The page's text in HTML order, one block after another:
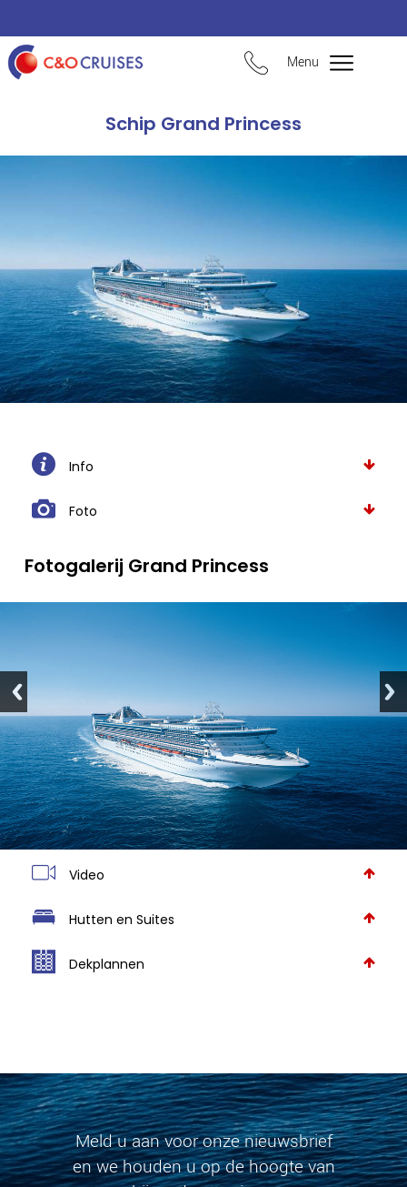
Menu
Schip Grand Princess
Info
Foto
Fotogalerij Grand Princess
Video
Hutten en Suites
Dekplannen
Meld u aan voor onze nieuwsbrief
en we houden u op de hoogte van